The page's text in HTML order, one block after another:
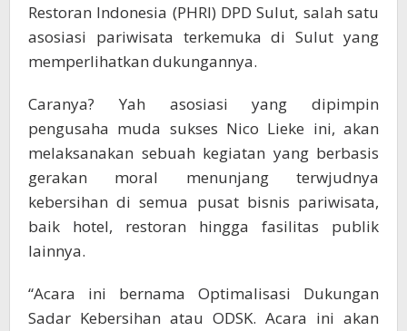
Restoran Indonesia (PHRI) DPD Sulut, salah satu
asosiasi pariwisata terkemuka di Sulut yang
memperlihatkan dukungannya.
Caranya? Yah asosiasi yang dipimpin
pengusaha muda sukses Nico Lieke ini, akan
melaksanakan sebuah kegiatan yang berbasis
gerakan moral menunjang terwjudnya
kebersihan di semua pusat bisnis pariwisata,
baik hotel, restoran hingga fasilitas publik
lainnya.
“Acara ini bernama Optimalisasi Dukungan
Sadar Kebersihan atau ODSK. Acara ini akan